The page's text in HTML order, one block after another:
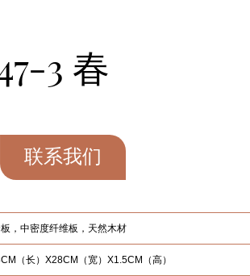
3 春
联系我们
，中密度纤维板，天然木材
（长）X28CM（宽）X1.5CM（高）